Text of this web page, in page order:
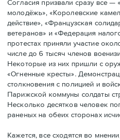
Согласия призвали сразу все —
молодёжь», «Королевские
действие», «Французская
ветеранов» и «Федерация
протестах приняли участие
числе до 6 тысяч членов
Некоторые из них пришли с
«Огненные кресты».
столкновения с полицией и
Парижской коммуны солдаты
Несколько десятков человек
раненых на обеих сторонах
Кажется, все сходятся во